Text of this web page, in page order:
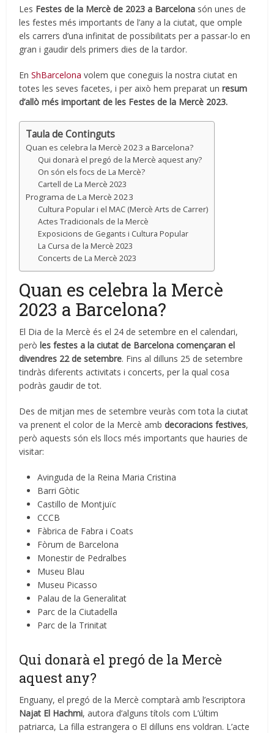
Les Festes de la Mercè de 2023 a Barcelona són unes de
les festes més importants de l’any a la ciutat, que omple
els carrers d’una infinitat de possibilitats per a passar-lo en
gran i gaudir dels primers dies de la tardor.
EnShBarcelona volem que coneguis la nostra ciutat en
totes les seves facetes, i per això hem preparat unresum
d’allò més important de les Festes de la Mercè 2023.
Taula de Continguts
Quan es celebra la Mercè 2023 a Barcelona?
Qui donarà el pregó de la Mercè aquest any?
On són els focs de La Mercè?
Cartell de La Mercè 2023
Programa de La Mercè 2023
Cultura Popular i el MAC (Mercè Arts de Carrer)
Actes Tradicionals de la Mercè
Exposicions de Gegants i Cultura Popular
La Cursa de la Mercè 2023
Concerts de La Mercè 2023
Quan es celebra la Mercè
2023 a Barcelona?
El Dia de la Mercè és el 24 de setembre en el calendari,
peròles festes a la ciutat de Barcelona començaran el
divendres 22 de setembre. Fins al dilluns 25 de setembre
tindràs diferents activitats i concerts, per la qual cosa
podràs gaudir de tot.
Des de mitjan mes de setembre veuràs com tota la ciutat
va prenent el color de la Mercè ambdecoracions festives,
però aquests són els llocs més importants que hauries de
visitar:
Avinguda de la Reina Maria Cristina
Barri Gòtic
Castillo de Montjuïc
CCCB
Fàbrica de Fabra i Coats
Fòrum de Barcelona
Monestir de Pedralbes
Museu Blau
Museu Picasso
Palau de la Generalitat
Parc de la Ciutadella
Parc de la Trinitat
Qui donarà el pregó de la Mercè
aquest any?
Enguany, el pregó de la Mercè comptarà amb l’escriptora
Najat El Hachmi, autora d’alguns títols com L’últim
patriarca, La filla estrangera o El dilluns ens voldran. L’acte